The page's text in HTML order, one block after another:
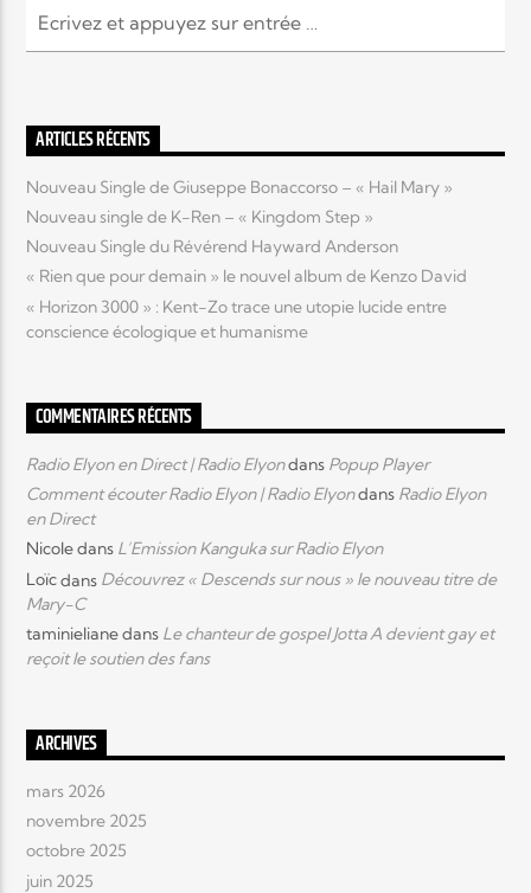
ARTICLES RÉCENTS
Nouveau Single de Giuseppe Bonaccorso – « Hail Mary »
Nouveau single de K-Ren – « Kingdom Step »
Nouveau Single du Révérend Hayward Anderson
« Rien que pour demain » le nouvel album de Kenzo David
« Horizon 3000 » : Kent-Zo trace une utopie lucide entre
conscience écologique et humanisme
COMMENTAIRES RÉCENTS
Radio Elyon en Direct | Radio Elyondans Popup Player
Comment écouter Radio Elyon | Radio Elyondans Radio Elyon
en Direct
Nicoledans L’Emission Kanguka sur Radio Elyon
Loïcdans Découvrez « Descends sur nous » le nouveau titre de
Mary-C
taminielianedans Le chanteur de gospel Jotta A devient gay et
reçoit le soutien des fans
ARCHIVES
mars 2026
novembre 2025
octobre 2025
juin 2025